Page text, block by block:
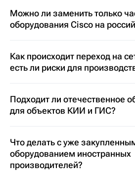
Можно ли заменить только
оборудования Cisco на
Как происходит переход на
есть ли риски для
Подходит ли отечественное
для объектов КИИ и ГИС?
Что делать с уже
оборудованием иностранных
производителей?